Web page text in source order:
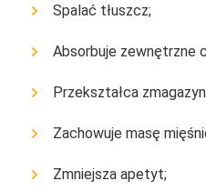
Spalać tłuszcz;
Absorbuje zewnętrzne
Przekształca
Zachowuje masę
Zmniejsza apetyt;